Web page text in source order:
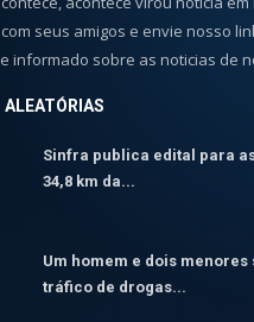
seus amigos e envie nosso
informado sobre as noticias de
ALEATÓRIAS
Sinfra publica edital para
34,8 km da...
Um homem e dois menores
tráfico de drogas...